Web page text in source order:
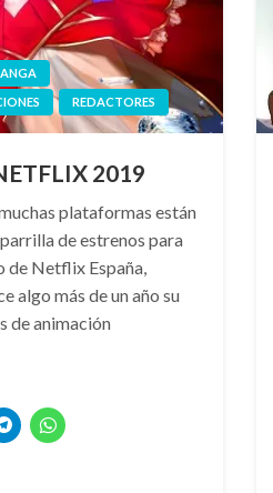
REDACTORES
2019
plataformas están
de estrenos para
de Netflix España,
algo más de un año su
de animación